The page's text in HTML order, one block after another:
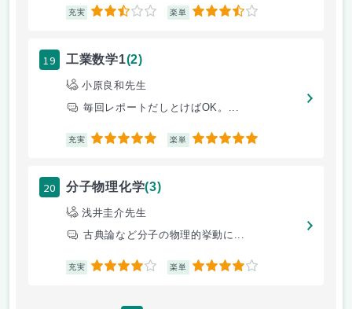
充実 2.5 楽単 3.5
19 工業数学1(2)
小原良和先生
毎回レポートだしとけばOK。...
充実 5 楽単 5
20 分子物理化学(3)
浅井圭介先生
古典論など分子の物理的挙動に...
充実 4 楽単 4